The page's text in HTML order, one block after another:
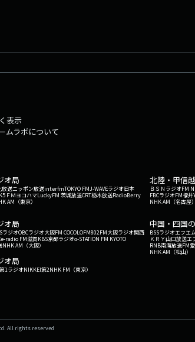
表示
ムラボについて
オ局
放送ニッポン放送interfmTOKYO FMJ-WAVEラジオ日本
ＦＭヨコハマLuckyFM 茨城放送CRT栃木放送RadioBerry
AM（東京）
北陸・甲信
ＢＳＮラジオFM
FBCラジオFM福井
NHK AM（名古屋）
オ局
ラジオOBCラジオ大阪FM COCOLOFM802FM大阪ラジオ関西
e-radio FM滋賀KBS京都ラジオα-STATION FM KYOTO
NHK AM（大阪）
中国・四国
BSSラジオエフエ
ＫＲＹ山口放送エ
RNB南海放送FM
NHK AM（松山）
オ局
1ラジオNIKKEI第2NHK FM（東京）
All rights reserved